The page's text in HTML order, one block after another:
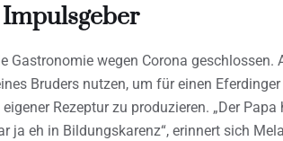
Gastronomie wegen Corona geschlossen.
Bruders nutzen, um für einen
Rezeptur zu produzieren. „Der
ja eh in Bildungskarenz“, erinnert sich